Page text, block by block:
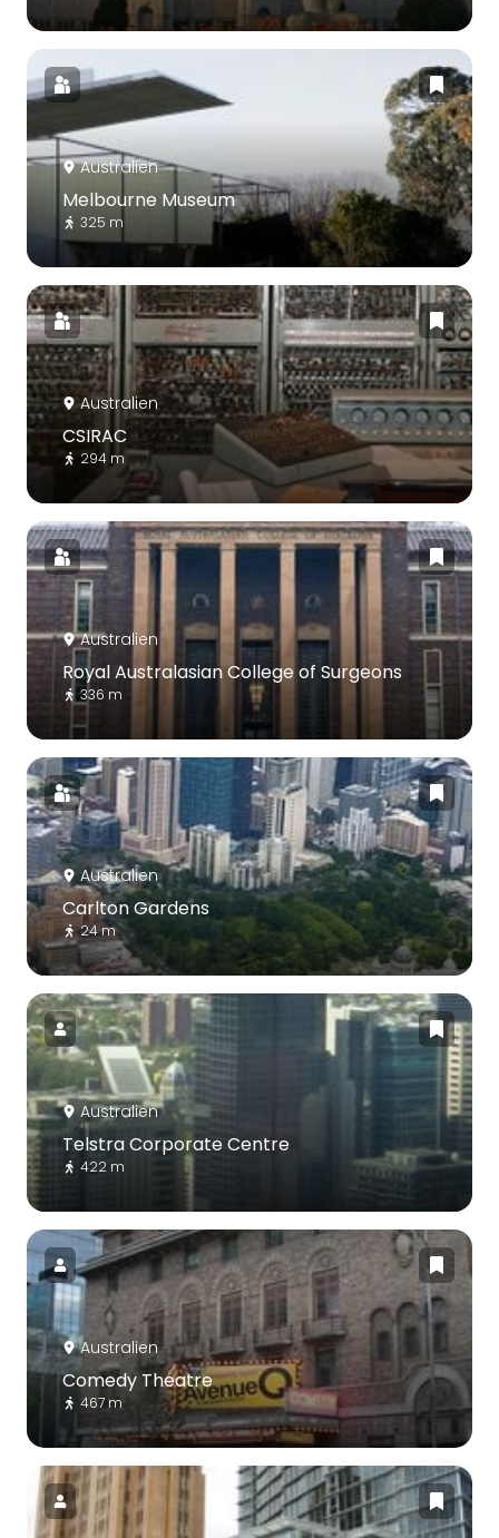
Australien
Melbourne Museum
325 m
Australien
CSIRAC
294 m
Australien
Royal Australasian College of Surgeons
336 m
Australien
Carlton Gardens
24 m
Australien
Telstra Corporate Centre
422 m
Australien
Comedy Theatre
467 m